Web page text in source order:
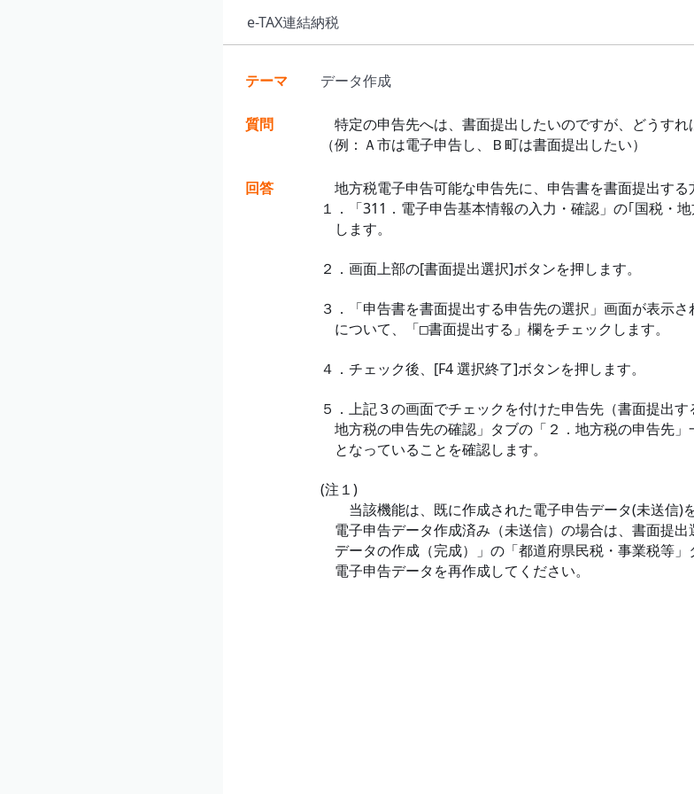
e-TAX連結納税
テーマ データ作成
質問
特定の申告先へは、書面提出したいのですが、どうすれ
（例：Ａ市は電子申告し、Ｂ町は書面提出したい）
回答
地方税電子申告可能な申告先に、申告書を書面提出する
１．「311．電子申告基本情報の入力・確認」の｢国税・
します。
２．画面上部の[書面提出選択]ボタンを押します。
３．「申告書を書面提出する申告先の選択」画面が表示
について、「□書面提出する」欄をチェックします。
４．チェック後、[F4 選択終了]ボタンを押します。
５．上記３の画面でチェックを付けた申告先（書面提出
地方税の申告先の確認」タブの「２．地方税の申告先」
となっていることを確認します。
(注１)
当該機能は、既に作成された電子申告データ(未送信)を
電子申告データ作成済み（未送信）の場合は、書面提
データの作成（完成）」の「都道府県民税・事業税等
電子申告データを再作成してください。